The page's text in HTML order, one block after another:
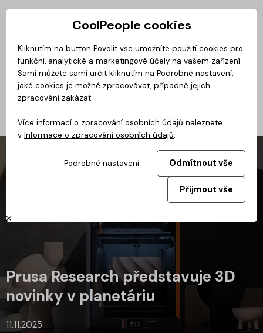
Privátní zóna
Magazín BusinessClass CoolMovie CoolDialog Podcast
Prusa Research představuje 3D
novinky v planetáriu
11.11.2025
CoolPeople cookies
Kliknutím na button Povolit vše umožníte použití cookies pro
funkční, analytické a marketingové účely na vašem zařízení.
Sami můžete sami určit kliknutím na Podrobné nastavení,
jaké cookies je možné zpracovávat, případně jejich
zpracování zakázat.
Více informací o zpracování osobních údajů naleznete
v Informace o zpracování osobních údajů.
Podrobné nastavení Odmítnout vše
Přijmout vše